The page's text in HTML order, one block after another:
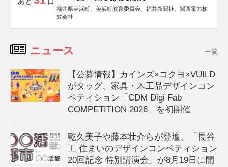
福井県美浜町、美浜町教育委員会、福井新聞社、関西電力株
式会社
ニュース 一覧
【公募情報】カインズ×コクヨ×VUILD
がタッグ、家具・木工品デザインコン
ペティション「CDM Digi Fab
COMPETITION 2026」を初開催
乾久美子や藤本壮介らが登壇、「長谷
工 住まいのデザインコンペティション
20回記念 特別講演会」が8月19日に開